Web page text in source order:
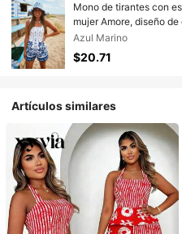
Mono de tirantes con
mujer Amore, diseño
adecuado para playa,
casuales diarias,
mujer, ropa para salir,
Azul Marino
$20.71
Artículos similares